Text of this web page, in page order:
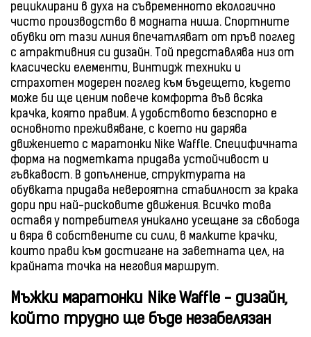
рециклирани в духа на съвременното екологично
чисто производство в модната ниша. Спортните
обувки от тази линия впечатляват от пръв поглед
с атрактивния си дизайн. Той представлява низ от
класически елементи, Винтидж техники и
страхотен модерен поглед към бъдещето, където
може би ще ценим повече комфорта във всяка
крачка, която правим. А удобството безспорно е
основното преживяване, с което ни дарява
движението с маратонки Nike Waffle. Специфичната
форма на подметката придава устойчивост и
гъвкавост. В допълнение, структурата на
обувката придава невероятна стабилност за крака
дори при най-рисковите движения. Всичко това
оставя у потребителя уникално усещане за свобода
и вяра в собствените си сили, в малките крачки,
които прави към достигане на заветната цел, на
крайната точка на неговия маршрут.
Мъжки маратонки Nike Waffle - дизайн,
който трудно ще бъде незабелязан